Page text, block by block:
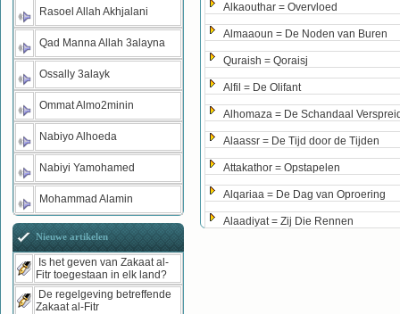
Alkaouthar = Overvloed
Almaaoun = De Noden van Buren
Quraish = Qoraisj
Alfil = De Olifant
Alhomaza = De Schandaal
Alaassr = De Tijd door de Tijden
Attakathor = Opstapelen
Alqariaa = De Dag van Oproering
Alaadiyat = Zij Die Rennen
Rasoel Allah Akhjalani
Qad Manna Allah 3alayna
Ossally 3alayk
Ommat Almo2minin
Nabiyo Alhoeda
Nabiyi Yamohamed
Mohammad Alamin
Nieuwe artikelen
Is het geven van Zakaat al-
Fitr toegestaan in elk land?
De regelgeving betreffende
Zakaat al-Fitr